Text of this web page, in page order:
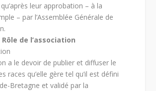
leur approbation – à la
– par l’Assemblée Générale de
de l’association
a le devoir de publier et diffuser le
races qu’elle gère tel qu’il est défini
Bretagne et validé par la